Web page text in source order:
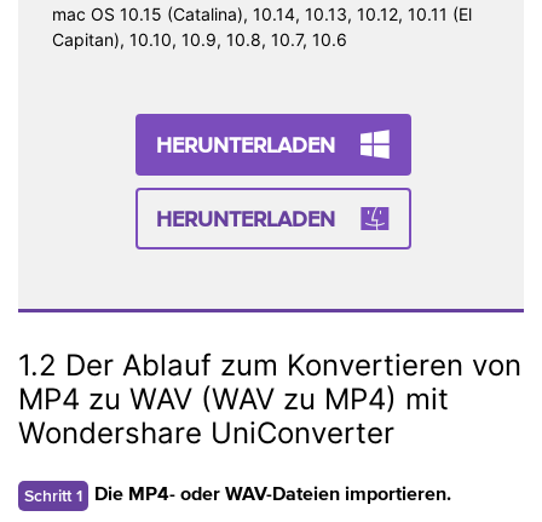
mac OS 10.15 (Catalina), 10.14, 10.13, 10.12, 10.11 (El
Capitan), 10.10, 10.9, 10.8, 10.7, 10.6
HERUNTERLADEN
HERUNTERLADEN
1.2 Der Ablauf zum Konvertieren von
MP4 zu WAV (WAV zu MP4) mit
Wondershare UniConverter
Schritt 1 Die MP4- oder WAV-Dateien importieren.